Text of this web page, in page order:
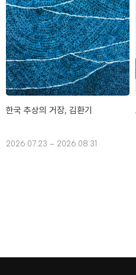
한국 추상의 거장, 김환기
2026.07.23 – 2026.08.31